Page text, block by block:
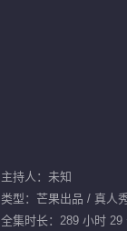
主持人：未知
类型：芒果出品 / 真人
全集时长：289 小时 29